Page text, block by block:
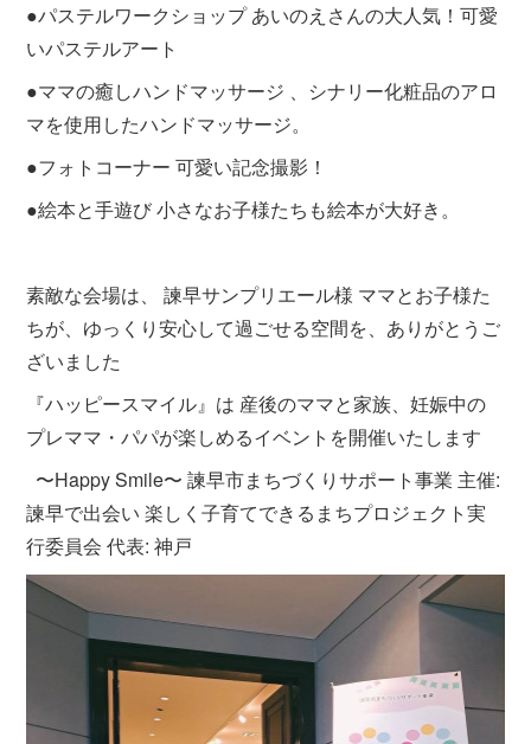
●パステルワークショップ あいのえさんの大人気！可愛
いパステルアート
●ママの癒しハンドマッサージ 、シナリー化粧品のアロ
マを使用したハンドマッサージ。
●フォトコーナー 可愛い記念撮影！
●絵本と手遊び 小さなお子様たちも絵本が大好き。
素敵な会場は、 諫早サンプリエール様 ママとお子様た
ちが、ゆっくり安心して過ごせる空間を、ありがとうご
ざいました
『ハッピースマイル』は 産後のママと家族、妊娠中の
プレママ・パパが楽しめるイベントを開催いたします
⁡ 〜Happy Smile〜 諫早市まちづくりサポート事業 主催:
諫早で出会い 楽しく子育てできるまちプロジェクト実
行委員会 代表: 神戸